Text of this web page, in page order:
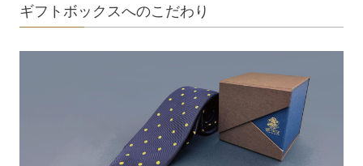
ギフトボックスへのこだわり